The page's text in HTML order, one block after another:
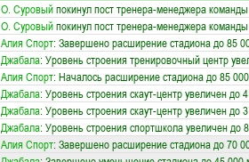
О. Суровыйпокинул пост тренера-менеджера
О. Суровыйпокинул пост тренера-менеджера
Алия Спорт: Завершено расширение стадиона до 85
Джабала: Уровень строения тренировочный центр
Алия Спорт: Началось расширение стадиона до 85
Джабала: Уровень строения скаут-центр увеличен до
Джабала: Уровень строения скаут-центр увеличен до
Джабала: Уровень строения спортшкола увеличен до
Алия Спорт: Завершено расширение стадиона до 70